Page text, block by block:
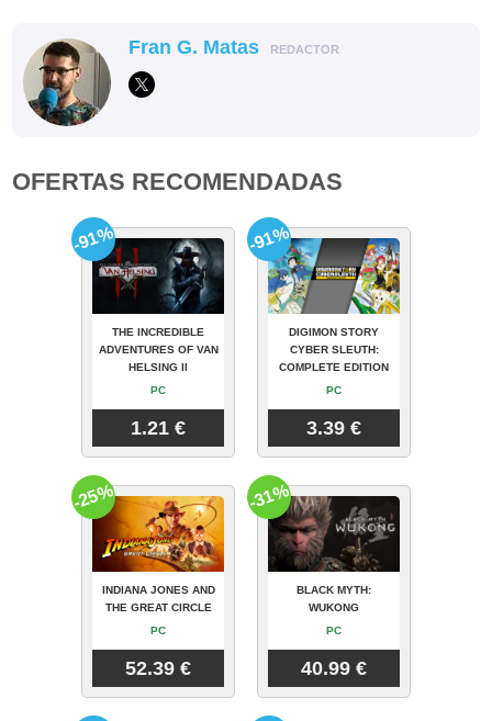
Fran G. Matas REDACTOR
OFERTAS RECOMENDADAS
THE INCREDIBLE
ADVENTURES OF VAN
HELSING II
PC
1.21 €
-91%
DIGIMON STORY
CYBER SLEUTH:
COMPLETE EDITION
PC
3.39 €
-91%
INDIANA JONES AND
THE GREAT CIRCLE
PC
52.39 €
-25%
BLACK MYTH:
WUKONG
PC
40.99 €
-31%